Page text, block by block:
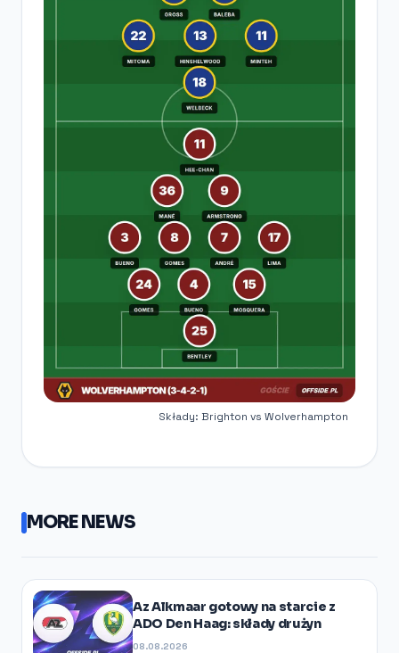
Składy: Brighton vs Wolverhampton
MORE NEWS
Az Alkmaar gotowy na starcie z
ADO Den Haag: składy drużyn
08.08.2026